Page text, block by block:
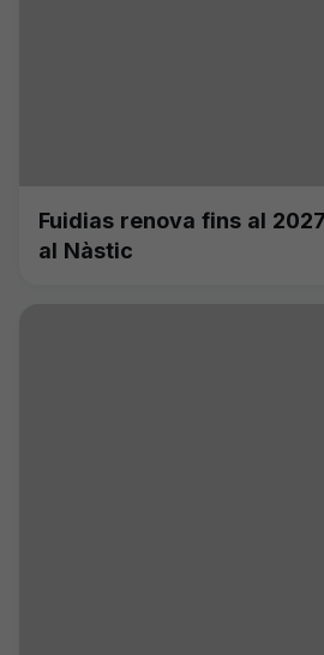
Fuidias renova fins al
al Nàstic